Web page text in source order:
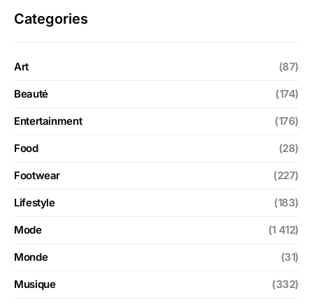
Categories
Art (87)
Beauté (174)
Entertainment (176)
Food (28)
Footwear (227)
Lifestyle (183)
Mode (1 412)
Monde (31)
Musique (332)